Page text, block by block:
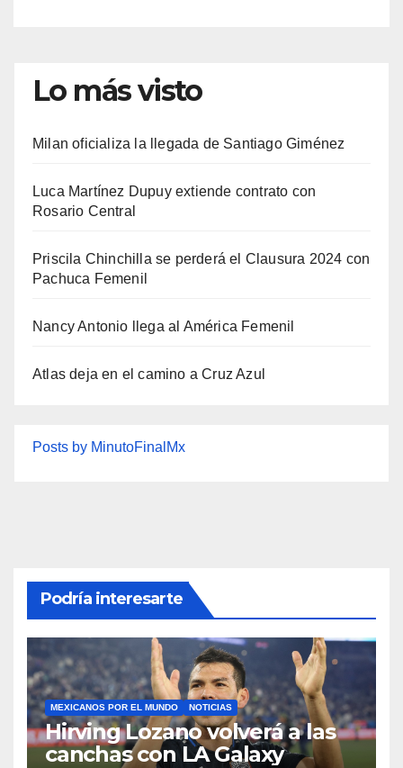
Lo más visto
Milan oficializa la llegada de Santiago Giménez
Luca Martínez Dupuy extiende contrato con
Rosario Central
Priscila Chinchilla se perderá el Clausura 2024 con
Pachuca Femenil
Nancy Antonio llega al América Femenil
Atlas deja en el camino a Cruz Azul
Posts by MinutoFinalMx
Podría interesarte
MEXICANOS POR EL MUNDO NOTICIAS
Hirving Lozano volverá a las
canchas con LA Galaxy